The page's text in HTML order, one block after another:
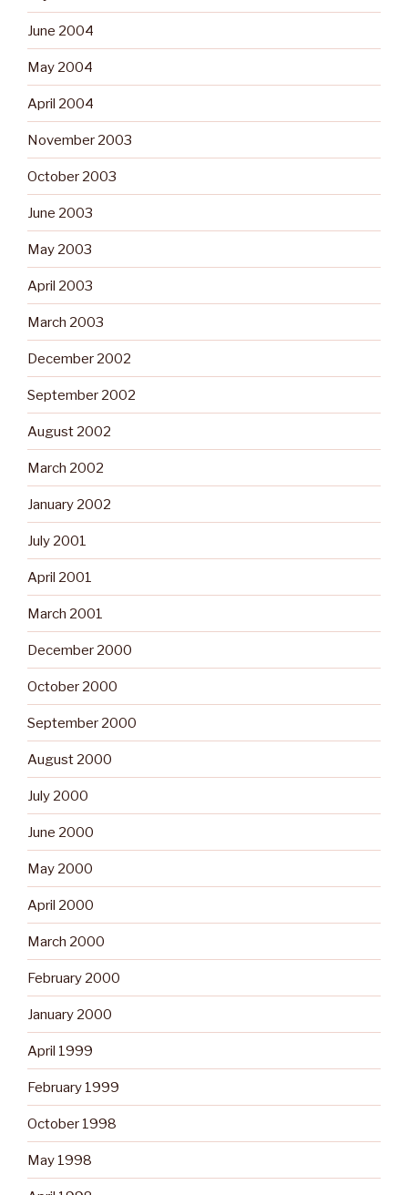
June 2004
May 2004
April 2004
November 2003
October 2003
June 2003
May 2003
April 2003
March 2003
December 2002
September 2002
August 2002
March 2002
January 2002
July 2001
April 2001
March 2001
December 2000
October 2000
September 2000
August 2000
July 2000
June 2000
May 2000
April 2000
March 2000
February 2000
January 2000
April 1999
February 1999
October 1998
May 1998